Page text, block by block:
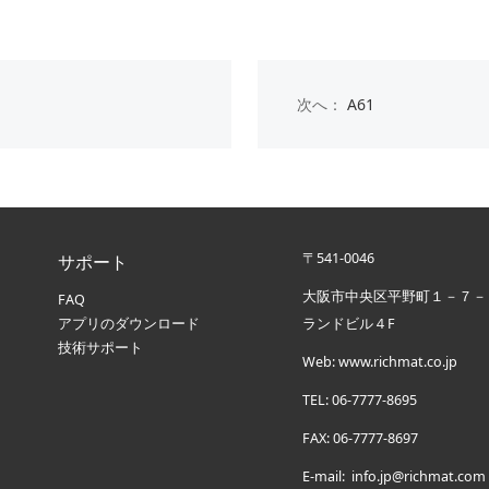
次へ： A61
サポート
FAQ
アプリのダウンロード
技術サポート
〒541-0046
大阪市中央区平野町１－７
ランドビル４F
Web: www.richmat.co.jp
TEL: 06-7777-8695
FAX:06-7777-8697
E-mail: info.jp@richmat.com